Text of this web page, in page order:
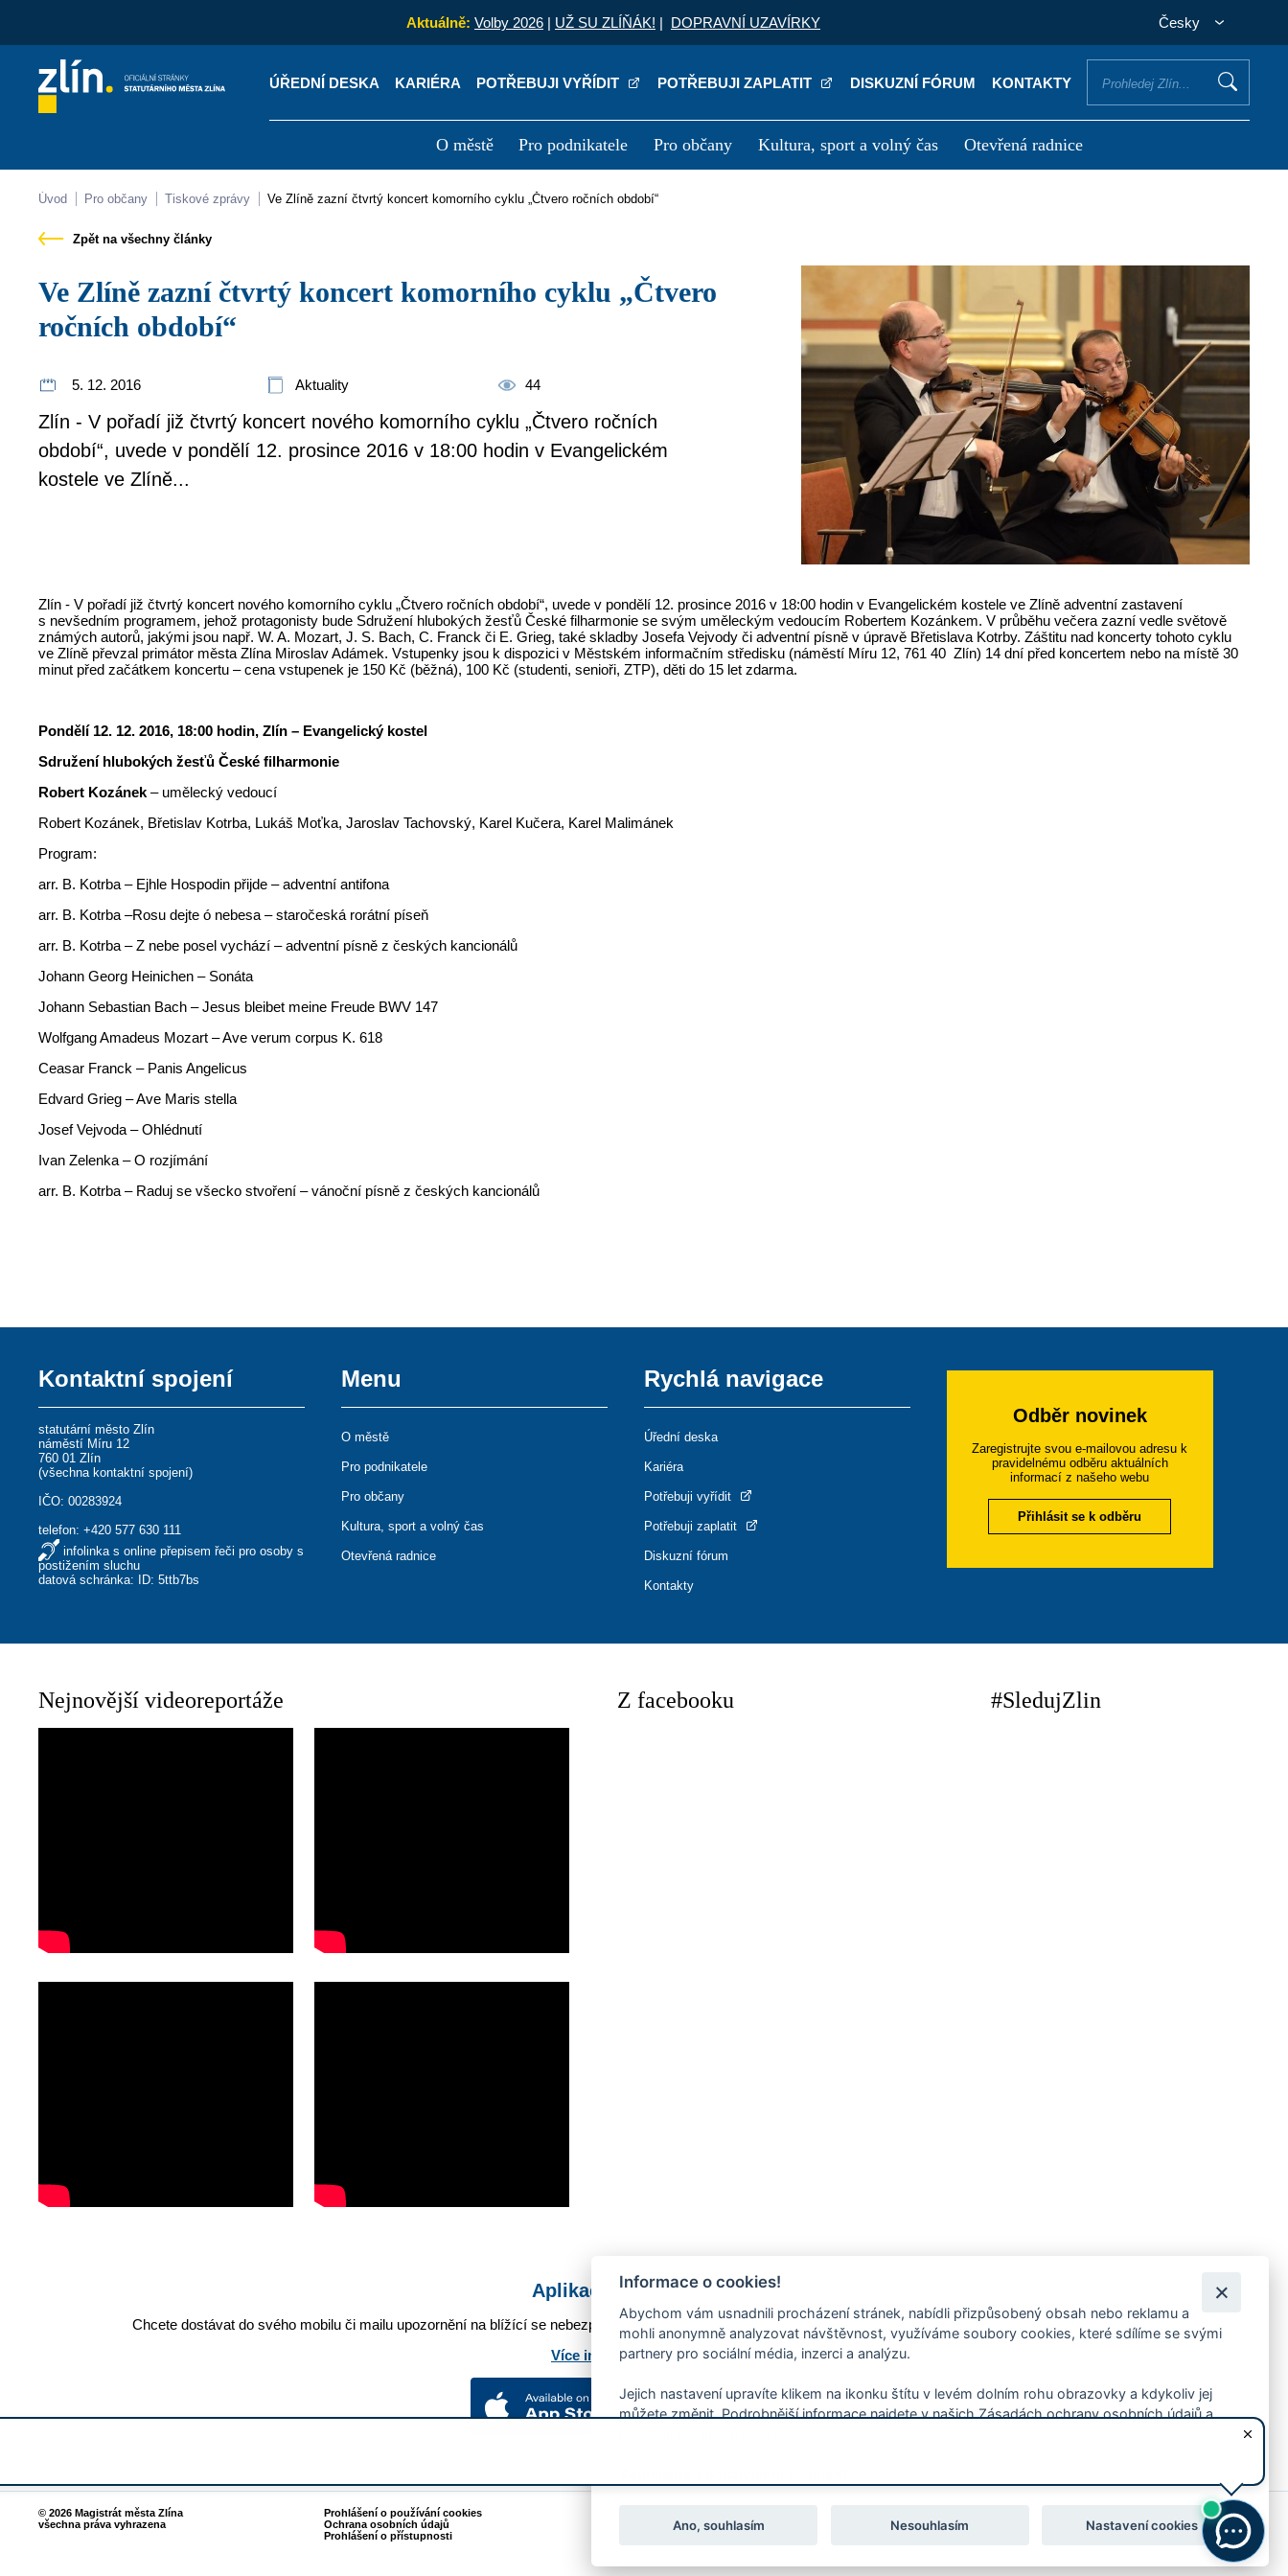
Aktuálně: Volby 2026 | UŽ SU ZLÍŇÁK! | DOPRAVNÍ UZAVÍRKY Česky
ÚŘEDNÍ DESKA KARIÉRA POTŘEBUJI VYŘÍDIT POTŘEBUJI ZAPLATIT DISKUZNÍ FÓRUM KONTAKTY
O městě Pro podnikatele Pro občany Kultura, sport a volný čas Otevřená radnice
Kontakty Úřední deska Kariéra
Úvod Pro občany Tiskové zprávy Ve Zlíně zazní čtvrtý koncert komorního cyklu „Čtvero ročních období“
Zpět na všechny články
Ve Zlíně zazní čtvrtý koncert komorního cyklu „Čtvero
ročních období“
5. 12. 2016 Aktuality 44
Zlín - V pořadí již čtvrtý koncert nového komorního cyklu „Čtvero ročních
období“, uvede v pondělí 12. prosince 2016 v 18:00 hodin v Evangelickém
kostele ve Zlíně...
Zlín - V pořadí již čtvrtý koncert nového komorního cyklu „Čtvero ročních období“, uvede v pondělí 12. prosince 2016 v 18:00 hodin v Evangelickém kostele ve Zlíně adventní zastavení
s nevšedním programem, jehož protagonisty bude Sdružení hlubokých žesťů České filharmonie se svým uměleckým vedoucím Robertem Kozánkem. V průběhu večera zazní vedle světově
známých autorů, jakými jsou např. W. A. Mozart, J. S. Bach, C. Franck či E. Grieg, také skladby Josefa Vejvody či adventní písně v úpravě Břetislava Kotrby. Záštitu nad koncerty tohoto cyklu
ve Zlíně převzal primátor města Zlína Miroslav Adámek. Vstupenky jsou k dispozici v Městském informačním středisku (náměstí Míru 12, 761 40 Zlín) 14 dní před koncertem nebo na místě 30
minut před začátkem koncertu – cena vstupenek je 150 Kč (běžná), 100 Kč (studenti, senioři, ZTP), děti do 15 let zdarma.
Pondělí 12. 12. 2016, 18:00 hodin, Zlín – Evangelický kostel
Sdružení hlubokých žesťů České filharmonie
Robert Kozánek – umělecký vedoucí
Robert Kozánek, Břetislav Kotrba, Lukáš Moťka, Jaroslav Tachovský, Karel Kučera, Karel Malimánek
Program:
arr. B. Kotrba – Ejhle Hospodin přijde – adventní antifona
arr. B. Kotrba –Rosu dejte ó nebesa – staročeská rorátní píseň
arr. B. Kotrba – Z nebe posel vychází – adventní písně z českých kancionálů
Johann Georg Heinichen – Sonáta
Johann Sebastian Bach – Jesus bleibet meine Freude BWV 147
Wolfgang Amadeus Mozart – Ave verum corpus K. 618
Ceasar Franck – Panis Angelicus
Edvard Grieg – Ave Maris stella
Josef Vejvoda – Ohlédnutí
Ivan Zelenka – O rozjímání
arr. B. Kotrba – Raduj se všecko stvoření – vánoční písně z českých kancionálů
Kontaktní spojení
statutární město Zlín
náměstí Míru 12
760 01 Zlín
(všechna kontaktní spojení)
IČO: 00283924
telefon:+420 577 630 111
infolinka s online přepisem řeči pro osoby s
postižením sluchu
datová schránka: ID: 5ttb7bs
Menu
O městě
Pro podnikatele
Pro občany
Kultura, sport a volný čas
Otevřená radnice
Rychlá navigace
Úřední deska
Kariéra
Potřebuji vyřídit
Potřebuji zaplatit
Diskuzní fórum
Kontakty
Odběr novinek
Zaregistrujte svou e-mailovou adresu k
pravidelnému odběru aktuálních
informací z našeho webu
Přihlásit se k odběru
Nejnovější videoreportáže Z facebooku #SledujZlin
Aplikace Mobilní rozhlas
Chcete dostávat do svého mobilu či mailu upozornění na blížící se nebezpečí, odstávky, poruchy a výpadky energií, ankety, pozvánky na kulturní a sportovní akce?
Více informací o aplikaci
© 2026 Magistrát města Zlína
všechna práva vyhrazena
Prohlášení o používání cookies
Ochrana osobních údajů
Prohlášení o přístupnosti
webmaster@zlin.eu
Informace o cookies!
Abychom vám usnadnili procházení stránek, nabídli přizpůsobený obsah nebo reklamu a
mohli anonymně analyzovat návštěvnost, využíváme soubory cookies, které sdílíme se svými
partnery pro sociální média, inzerci a analýzu.
Jejich nastavení upravíte klikem na ikonku štítu v levém dolním rohu obrazovky a kdykoliv jej
můžete změnit. Podrobnější informace najdete v našich Zásadách ochrany osobních údajů a
Ano, souhlasím Nesouhlasím Nastavení cookies